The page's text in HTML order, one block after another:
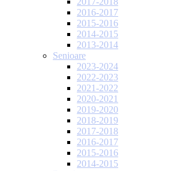
2016-2017
2015-2016
2014-2015
2013-2014
Senioare
2023-2024
2022-2023
2021-2022
2020-2021
2019-2020
2018-2019
2017-2018
2016-2017
2015-2016
2014-2015